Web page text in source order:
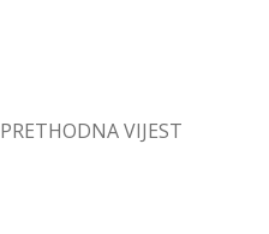
PRETHODNA VIJEST